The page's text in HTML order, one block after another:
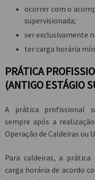
ocorrer com o
supervisionada;
ser exclusivamente
ter carga horária
PRÁTICA PROFISSIONAL SUPERVISIONADA
(ANTIGO ESTÁGIO
A prática profissional
sempre após a
Operação de Caldeiras ou
Para caldeiras, a prática
carga horária de acordo